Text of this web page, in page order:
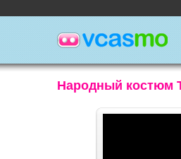
Народный костюм